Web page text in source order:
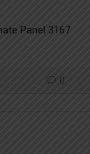
Panel 3167
0